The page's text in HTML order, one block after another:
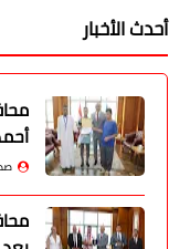
أحدث الأخبار